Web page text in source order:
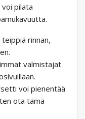
voi pilata
rinnan,
valmistajat
voi pienentää
ota tämä